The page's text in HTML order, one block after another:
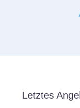
Letztes